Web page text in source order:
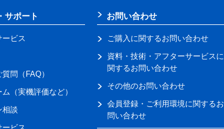
サポート
ービス
問（FAQ）
（実機評価など）
相談
お問い合わせ
ご購入に関するお問い合わせ
資料・技術・アフターサービスに
関するお問い合わせ
その他のお問い合わせ
会員登録・ご利用環境に関するお
問い合わせ